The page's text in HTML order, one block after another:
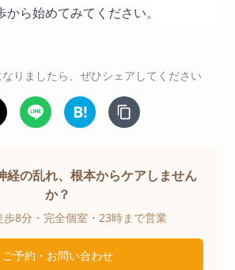
ら始めてみてください。
りましたら、ぜひシェアしてください
B!
経の乱れ、根本からケアしません
か？
歩8分・完全個室・23時まで営業
ご予約・お問い合わせ